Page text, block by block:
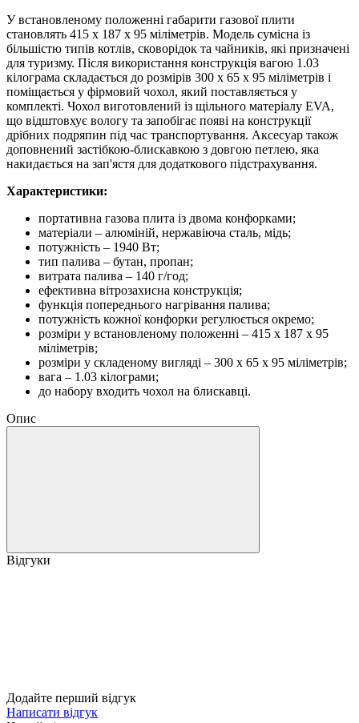
У встановленому положенні габарити газової плити
становлять 415 х 187 х 95 міліметрів. Модель сумісна із
більшістю типів котлів, сковорідок та чайників, які призначені
для туризму. Після використання конструкція вагою 1.03
кілограма складається до розмірів 300 х 65 х 95 міліметрів і
поміщається у фірмовий чохол, який поставляється у
комплекті. Чохол виготовлений із щільного матеріалу EVA,
що відштовхує вологу та запобігає появі на конструкції
дрібних подряпин під час транспортування. Аксесуар також
доповнений застібкою-блискавкою з довгою петлею, яка
накидається на зап'ястя для додаткового підстрахування.
Характеристики:
портативна газова плита із двома конфорками;
матеріали – алюміній, нержавіюча сталь, мідь;
потужність – 1940 Вт;
тип палива – бутан, пропан;
витрата палива – 140 г/год;
ефективна вітрозахисна конструкція;
функція попереднього нагрівання палива;
потужність кожної конфорки регулюється окремо;
розміри у встановленому положенні – 415 х 187 х 95
міліметрів;
розміри у складеному вигляді – 300 х 65 х 95 міліметрів;
вага – 1.03 кілограми;
до набору входить чохол на блискавці.
Опис
Відгуки
Додайте перший відгук
Написати відгук